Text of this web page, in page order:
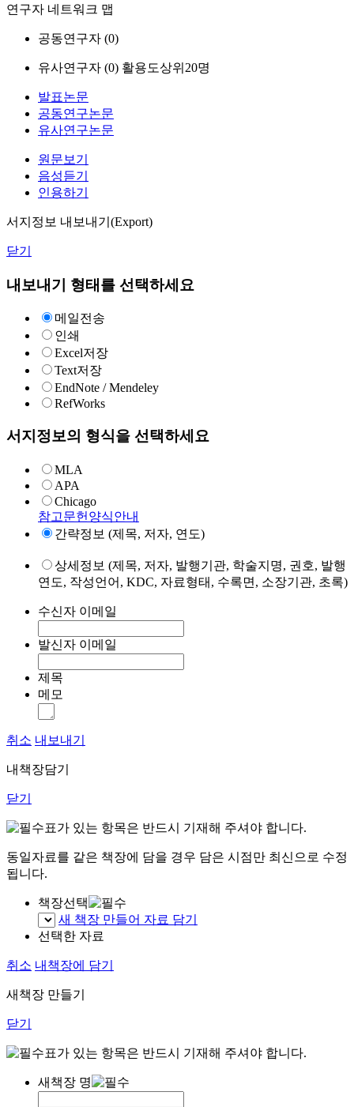
연구자 네트워크 맵
공동연구자 (0)
유사연구자 (0) 활용도상위20명
발표논문
공동연구논문
유사연구논문
원문보기
음성듣기
인용하기
서지정보 내보내기(Export)
닫기
내보내기 형태를 선택하세요
메일전송
인쇄
Excel저장
Text저장
EndNote / Mendeley
RefWorks
서지정보의 형식을 선택하세요
MLA
APA
Chicago
참고문헌양식안내
간략정보 (제목, 저자, 연도)
상세정보 (제목, 저자, 발행기관, 학술지명, 권호, 발행
연도, 작성언어, KDC, 자료형태, 수록면, 소장기관, 초록)
수신자 이메일
발신자 이메일
제목
메모
취소 내보내기
내책장담기
닫기
표가 있는 항목은 반드시 기재해 주셔야 합니다.
동일자료를 같은 책장에 담을 경우 담은 시점만 최신으로 수정
됩니다.
책장선택
새 책장 만들어 자료 담기
선택한 자료
취소 내책장에 담기
새책장 만들기
닫기
표가 있는 항목은 반드시 기재해 주셔야 합니다.
새책장 명